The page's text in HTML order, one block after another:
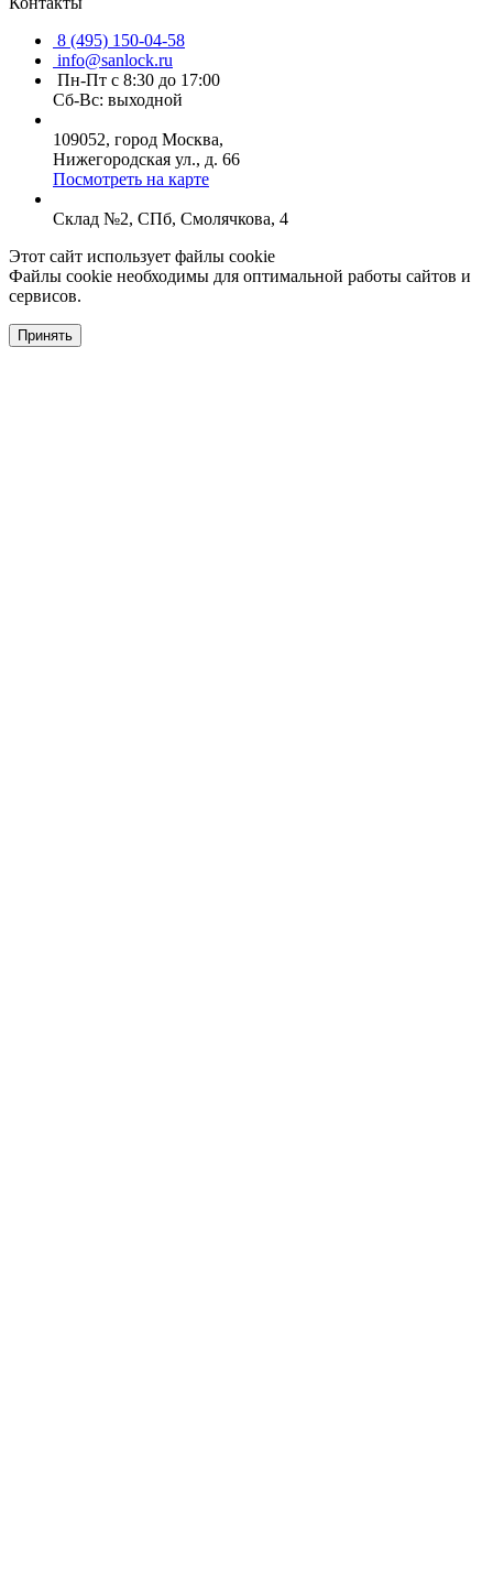
8 (495) 150-04-58
info@sanlock.ru
Пн-Пт с 8:30 до 17:00
Сб-Вс: выходной
109052, город Москва,
Нижегородская ул., д. 66
Посмотреть на карте
Склад №2, СПб, Смолячкова, 4
Этот сайт использует файлы cookie
Файлы cookie необходимы для оптимальной работы сайтов и
сервисов.
Принять